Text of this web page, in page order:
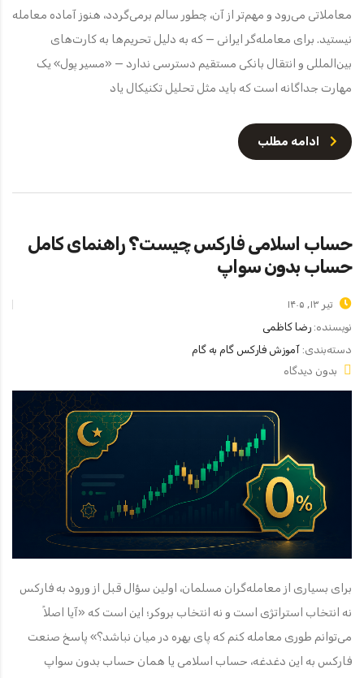
معاملاتی می‌رود و مهم‌تر از آن، چطور سالم برمی‌گردد، هنوز آماده معامله
نیستید. برای معامله‌گر ایرانی — که به دلیل تحریم‌ها به کارت‌های
بین‌المللی و انتقال بانکی مستقیم دسترسی ندارد — «مسیر پول» یک
مهارت جداگانه است که باید مثل تحلیل تکنیکال یاد
ادامه مطلب
حساب اسلامی فارکس چیست؟ راهنمای کامل
حساب بدون سواپ
تیر ۱۳, ۱۴۰۵
نویسنده: رضا کاظمی
دسته‌بندی: آموزش فارکس گام به گام
بدون دیدگاه
برای بسیاری از معامله‌گران مسلمان، اولین سؤال قبل از ورود به فارکس
نه انتخاب استراتژی است و نه انتخاب بروکر؛ این است که «آیا اصلاً
می‌توانم طوری معامله کنم که پای بهره در میان نباشد؟» پاسخ صنعت
فارکس به این دغدغه، حساب اسلامی یا همان حساب بدون سواپ